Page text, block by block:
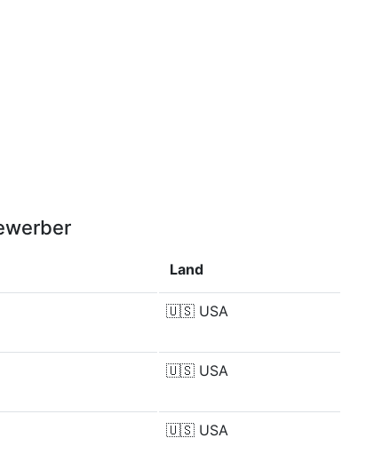
Land
🇺🇸 USA
🇺🇸 USA
🇺🇸 USA